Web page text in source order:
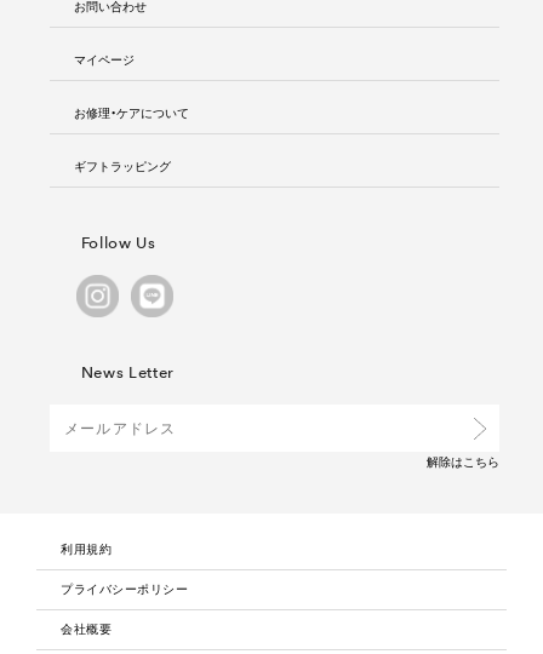
お問い合わせ
マイページ
お修理・ケアについて
ギフトラッピング
Follow Us
News Letter
解除は こちら
利用規約
プライバシーポリシー
会社概要